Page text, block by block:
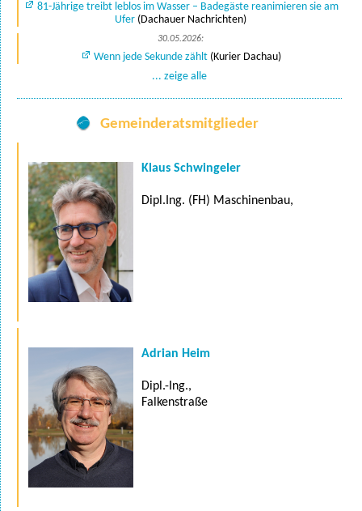
81-Jährige treibt leblos im Wasser – Badegäste reanimieren sie am
Ufer(Dachauer Nachrichten)
30.05.2026:
Wenn jede Sekunde zählt (Kurier Dachau)
... zeige alle
Gemeinderatsmitglieder
Klaus Schwingeler
Dipl.Ing. (FH) Maschinenbau,
Adrian Heim
Dipl.-Ing.,
Falkenstraße